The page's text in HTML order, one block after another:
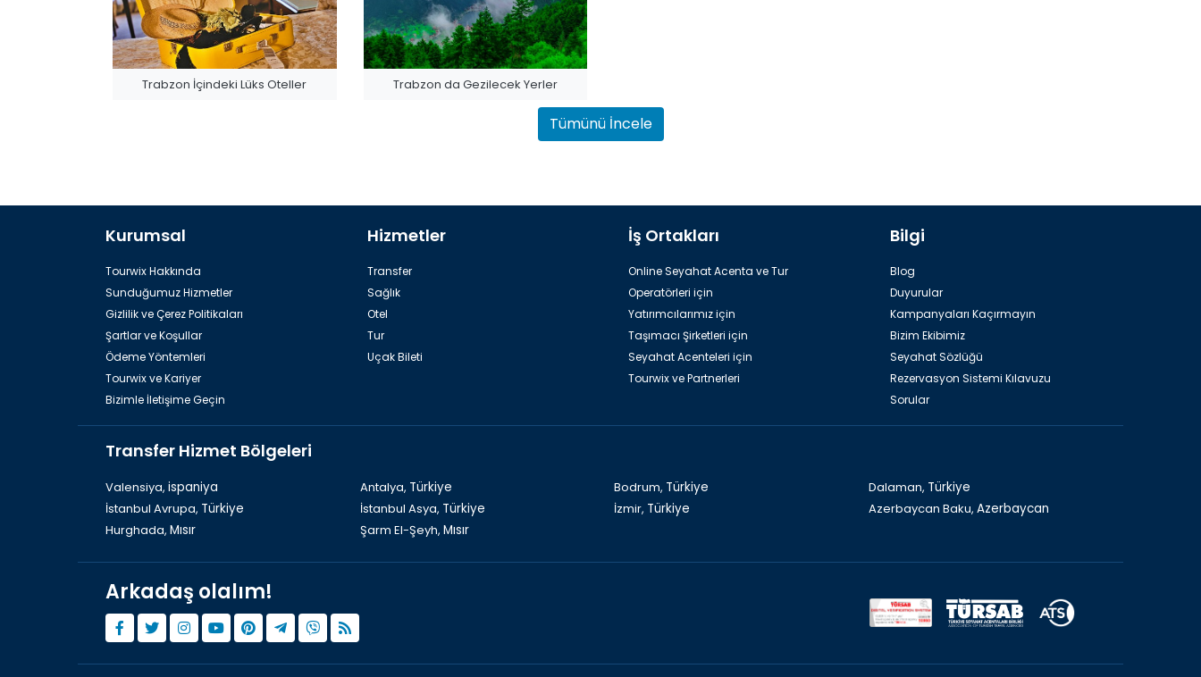
Trabzon İçindeki Lüks Oteller Trabzon da Gezilecek Yerler
Tümünü İncele
Kurumsal
Tourwix Hakkında
Sunduğumuz Hizmetler
Gizlilik ve Çerez Politikaları
Şartlar ve Koşullar
Ödeme Yöntemleri
Tourwix ve Kariyer
Bizimle İletişime Geçin
Hizmetler
Transfer
Sağlık
Otel
Tur
Uçak Bileti
İş Ortakları
Online Seyahat Acenta ve Tur
Operatörleri için
Yatırımcılarımız için
Taşımacı Şirketleri için
Seyahat Acenteleri için
Tourwix ve Partnerleri
Bilgi
Blog
Duyurular
Kampanyaları Kaçırmayın
Bizim Ekibimiz
Seyahat Sözlüğü
Rezervasyon Sistemi Kılavuzu
Sorular
Transfer Hizmet Bölgeleri
Valensiya, ispaniya Antalya, Türkiye Bodrum, Türkiye Dalaman, Türkiye
İstanbul Avrupa, Türkiye İstanbul Asya, Türkiye İzmir, Türkiye Azerbaycan Baku, Azerbaycan
Hurghada, Mısır Şarm El-Şeyh, Mısır
Arkadaş olalım!